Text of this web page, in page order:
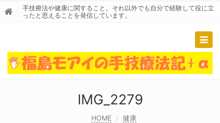
手技療法や健康に関すること。それ以外でも自分で経験して役に立
ったと思えることを発信しています。
IMG_2279
HOME
健康